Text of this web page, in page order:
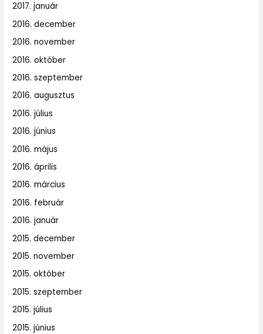
2017. január
2016. december
2016. november
2016. október
2016. szeptember
2016. augusztus
2016. július
2016. június
2016. május
2016. április
2016. március
2016. február
2016. január
2015. december
2015. november
2015. október
2015. szeptember
2015. július
2015. június